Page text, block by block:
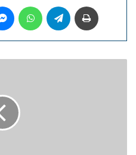
MessengerWhatsAppTelegram